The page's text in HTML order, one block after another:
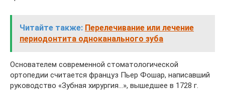
Читайте также: Перелечивание или лечение
периодонтита одноканального зуба
Основателем современной стоматологической
ортопедии считается француз Пьер Фошар, написавший
руководство «Зубная хирургия…», вышедшее в 1728 г.